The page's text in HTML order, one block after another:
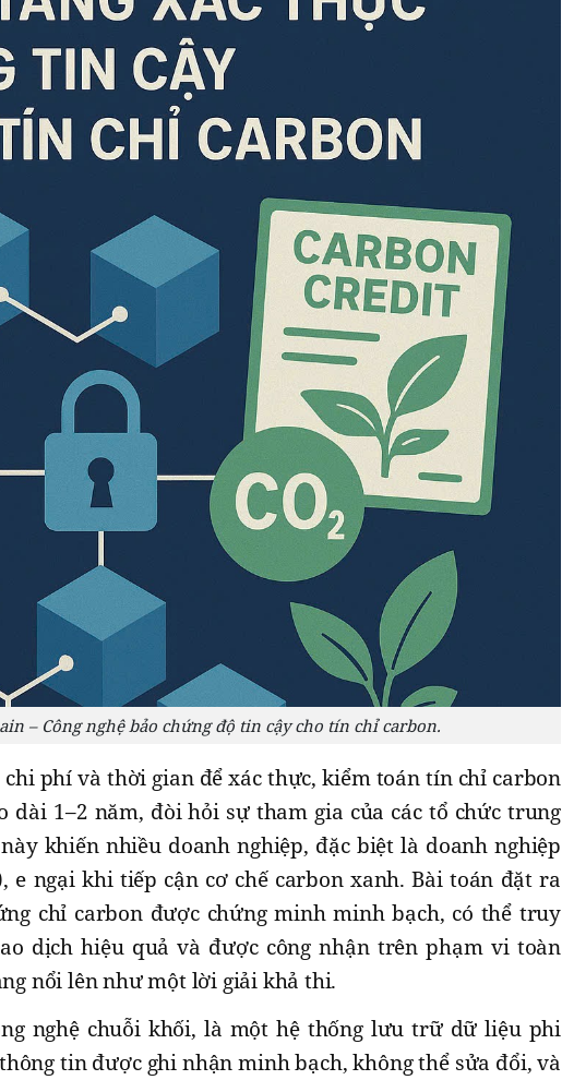
– Công nghệ bảo chứng độ tin cậy cho tín chỉ carbon.
phí và thời gian để xác thực, kiểm toán tín chỉ carbon
dài 1–2 năm, đòi hỏi sự tham gia của các tổ chức trung
khiến nhiều doanh nghiệp, đặc biệt là doanh nghiệp
e ngại khi tiếp cận cơ chế carbon xanh. Bài toán đặt ra
chỉ carbon được chứng minh minh bạch, có thể truy
dịch hiệu quả và được công nhận trên phạm vi toàn
nổi lên như một lời giải khả thi.
nghệ chuỗi khối, là một hệ thống lưu trữ dữ liệu phi
tin được ghi nhận minh bạch, không thể sửa đổi, và